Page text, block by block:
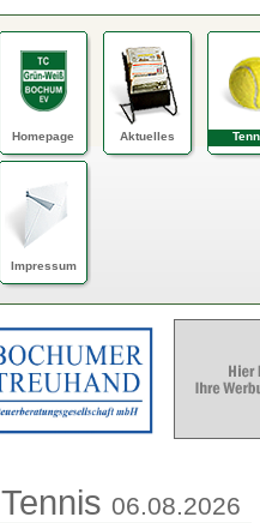
Homepage Aktuelles
Impressum
Tennis 06.08.2026